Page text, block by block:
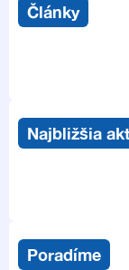
Články
Najbližšia
Poradíme